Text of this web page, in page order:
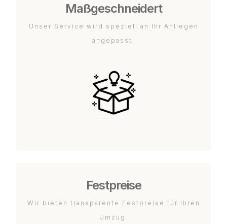
Maßgeschneidert
Unser Service wird speziell an Ihr Anliegen
angepasst.
Festpreise
Wir bieten transparente Festpreise für Ihren
Umzug.